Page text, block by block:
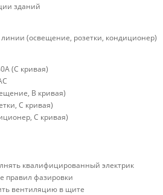
зданий
(освещение, розетки, кондиционер)
(C кривая)
B кривая)
C кривая)
C кривая)
квалифицированный электрик
правил фазировки
вентиляцию в щите